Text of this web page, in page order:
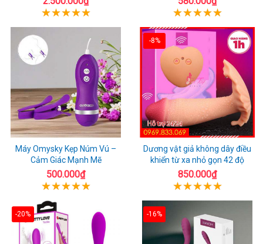
Máy Omysky Kẹp Núm Vú –
Cảm Giác Mạnh Mẽ
500.000₫
-8%
Dương vật giả không dây điều
khiển từ xa nhỏ gọn 42 độ
850.000₫
-20% -16%